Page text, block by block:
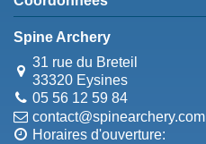
Spine Archery
31 rue du Breteil
33320 Eysines
05 56 12 59 84
contact@spinearchery.com
Horaires d'ouverture: